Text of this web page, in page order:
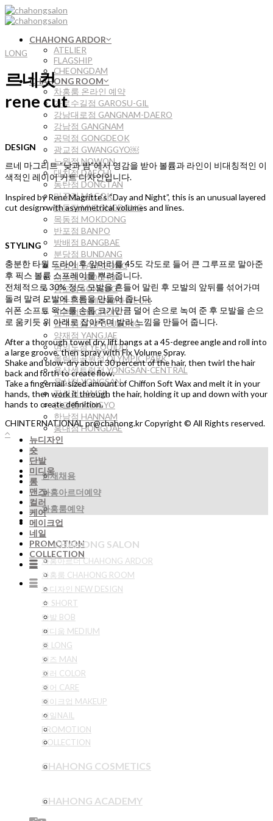
Skip
to
CHAHONG ARDOR
ATELIER
FLAGSHIP
CHEONGDAM
CHAHONG ROOM
차홍룸 온라인 예약
가로수길점 GAROSU-GIL
강남대로점 GANGNAM-DAERO
강남점 GANGNAM
공덕점 GONGDEOK
광교점 GWANGGYO￼
노원점 NOWON
대치점 DAECHI
동탄점 DONGTAN
마곡점 MAGOK
명동점 MYEONGDONG
목동점 MOKDONG
반포점 BANPO
방배점 BANGBAE
분당점 BUNDANG
삼성점 SAMSEONG
서초점 SEOCHO
송도점 SONGDO
신논현점 SINNONHYEON
신촌점 SINCHON
압구정점 APGUJEONG
양재점 YANGJAE
여의도점 YEOUIDO
올림픽공원점 OLYMPIC PARK
용산센트럴점 YONGSAN-CENTRAL
용산점 YONGSAN
잠실점 JAMSIL
판교점 PANGYO
한남점 HANNAM
홍대점 HONGDAE
뉴디자인
숏
단발
미디움
롱
맨즈
컬러
케어
메이크업
네일
PROMOTION
COLLECTION
LONG
르네컷
rene cut
DESIGN
르네 마그리트 “낮과 밤”에서 영감을 받아 볼륨과 라인이 비대칭적인 이
색적인 레이어 커트 디자인입니다.
Inspired by René Magritte’s “Day and Night”, this is an unusual layered
cut design with asymmetrical volumes and lines.
STYLING
충분한 타월 드라이 후 앞머리를 45도 각도로 들어 큰 그루프로 말아준
후 픽스 볼륨 스프레이를 뿌려줍니다.
전체적으로 30% 정도 모발을 흔들어 말린 후 모발의 앞뒤를 섞어가며
돌려 말려 모발에 흐름을 만들어 줍니다.
쉬폰 소프트 왁스를 손톱 크기만큼 덜어 손으로 녹여 준 후 모발을 손으
로 움키듯 위 아래로 잡아주며 발라 느낌을 만들어 줍니다.
After a thorough towel dry, lift bangs at a 45-degree angle and roll into
a large groove, then spray with Fix Volume Spray.
Shake and blow-dry about 30 percent of the hair, then twirl the hair
back and forth to create flow.
Take a fingernail-sized amount of Chiffon Soft Wax and melt it in your
hands, then work it through the hair, holding it up and down with your
hands to create definition.
CHINTERNATIONAL pr@chahong.kr Copyright © All Rights reserved.
인재채용
차홍아르더예약
차홍룸예약
CHAHONG SALON
차홍아르더 CHAHONG ARDOR
차홍룸 CHAHONG ROOM
뉴디자인 NEW DESIGN
숏 SHORT
단발 BOB
미디움 MEDIUM
롱 LONG
맨즈 MAN
컬러 COLOR
케어 CARE
메이크업 MAKEUP
네일NAIL
PROMOTION
COLLECTION
CHAHONG COSMETICS
CHAHONG ACADEMY